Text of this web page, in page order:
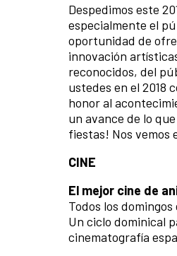
Despedimos este
especialmente el
oportunidad de
innovación
reconocidos, del
ustedes en el 2018
honor al
un avance de lo
fiestas! Nos vemos
CINE
El mejor cine de
Todos los
Un ciclo dominical
cinematografía